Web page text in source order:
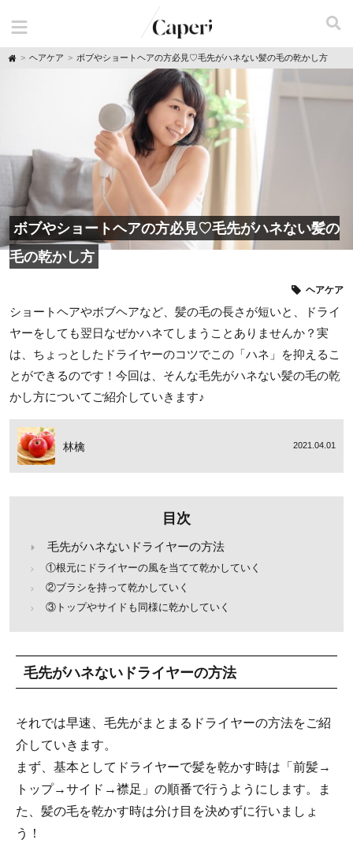
H
ヘアケア ボブやショートヘアの方必見♡毛先がハネない髪の毛の乾かし方
ボブやショートヘアの方必見♡毛先がハネない髪の
毛の乾かし方
ヘアケア
ショートヘアやボブヘアなど、髪の毛の長さが短いと、ドライ
ヤーをしても翌日なぜかハネてしまうことありませんか？実
は、ちょっとしたドライヤーのコツでこの「ハネ」を抑えるこ
とができるのです！今回は、そんな毛先がハネない髪の毛の乾
かし方についてご紹介していきます♪
林檎 2021.04.01
目次
毛先がハネないドライヤーの方法
①根元にドライヤーの風を当てて乾かしていく
②ブラシを持って乾かしていく
③トップやサイドも同様に乾かしていく
毛先がハネないドライヤーの方法
それでは早速、毛先がまとまるドライヤーの方法をご紹
介していきます。
まず、基本としてドライヤーで髪を乾かす時は「前髪→
トップ→サイド→襟足」の順番で行うようにします。ま
た、髪の毛を乾かす時は分け目を決めずに行いましょ
う！